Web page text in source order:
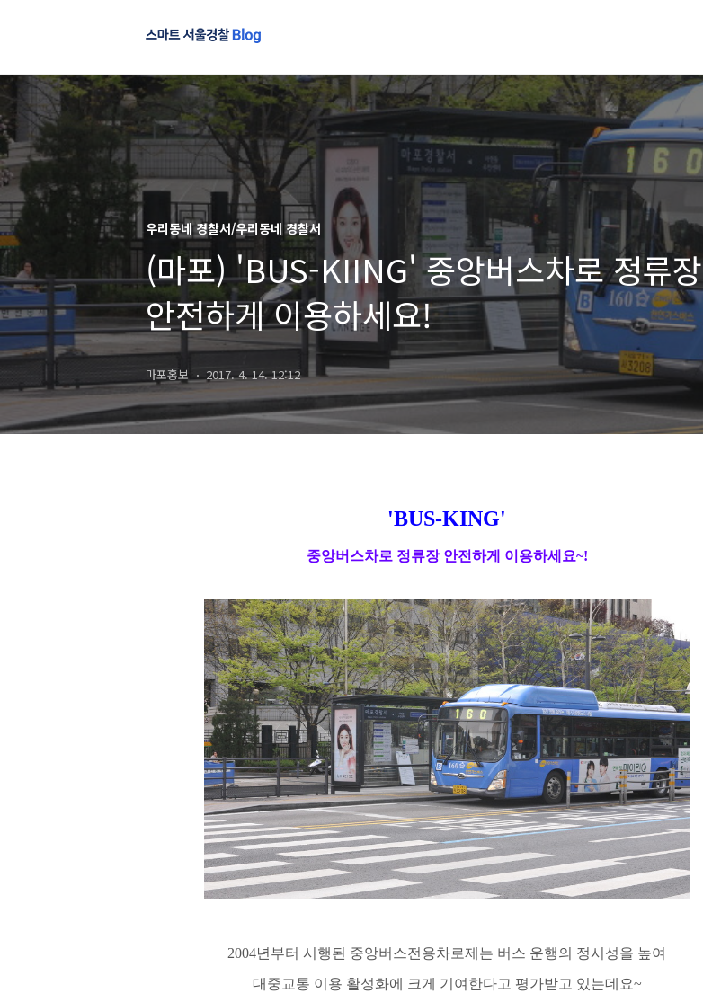
우리동네 경찰서/우리동네 경찰서
(마포) 'BUS-KIING' 중앙버스차로 정류장
안전하게 이용하세요!
마포홍보 2017. 4. 14. 12:12
'BUS-KING'
중앙버스차로 정류장 안전하게 이용하세요~!
2004년부터 시행된 중앙버스전용차로제는 버스 운행의 정시성을 높여
대중교통 이용 활성화에 크게 기여한다고 평가받고 있는데요~